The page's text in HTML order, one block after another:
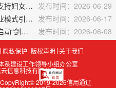
4.光明日报：三部门发文构建金融支持妇女就业长效机制 发布时间：2026-06-29
5.人民日报：四部门：推动实施创业模式引领行动 发布时间：2026-06-17
6.法治日报：国家版权局等四部门启动“剑网2026”专项行动
发布时间：2026-06-08
隐私保护 版权声明 关于我们
系建设工作领导小组办公室
信息科技有限公司
2019-2026信用通辽